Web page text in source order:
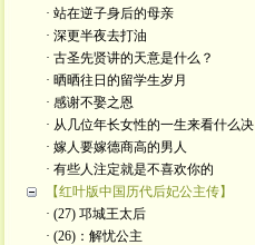
· 站在逆子身后的母亲
· 深更半夜去打油
· 古圣先贤讲的天意是什么？
· 晒晒往日的留学生岁月
· 感谢不娶之恩
· 从几位年长女性的一生来看什么决
· 嫁人要嫁德商高的男人
· 有些人注定就是不喜欢你的
【红叶版中国历代后妃公主传】
· (27) 邛城王太后
· (26)：解忧公主